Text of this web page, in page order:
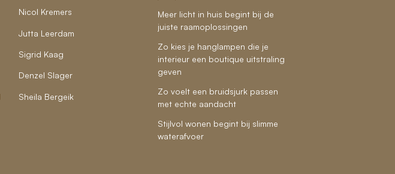
Nicol Kremers
Jutta Leerdam
Sigrid Kaag
Denzel Slager
Sheila Bergeik
Meer licht in huis begint bij de
juiste raamoplossingen
Zo kies je hanglampen die je
interieur een boutique uitstraling
geven
Zo voelt een bruidsjurk passen
met echte aandacht
Stijlvol wonen begint bij slimme
waterafvoer